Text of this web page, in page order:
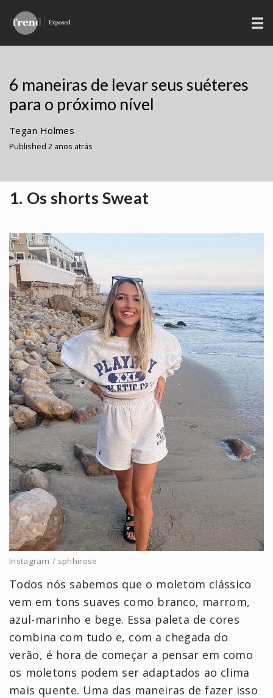
6 maneiras de levar seus suéteres
para o próximo nível
Tegan Holmes
Published 2 anos atrás
1. Os shorts Sweat
Instagram / sphhirose
Todos nós sabemos que o moletom clássico
vem em tons suaves como branco, marrom,
azul-marinho e bege. Essa paleta de cores
combina com tudo e, com a chegada do
verão, é hora de começar a pensar em como
os moletons podem ser adaptados ao clima
mais quente. Uma das maneiras de fazer isso